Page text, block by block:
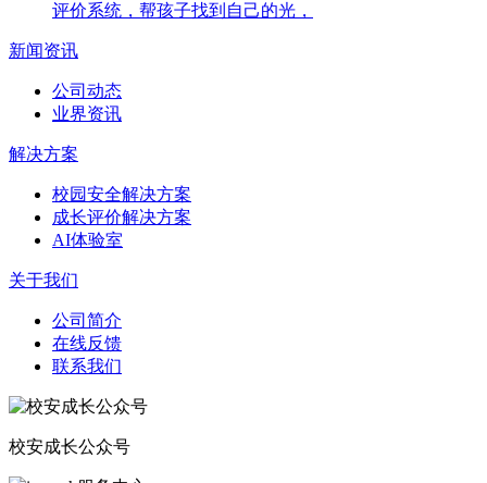
评价系统，帮孩子找到自己的光，
新闻资讯
公司动态
业界资讯
解决方案
校园安全解决方案
成长评价解决方案
AI体验室
关于我们
公司简介
在线反馈
联系我们
校安成长公众号